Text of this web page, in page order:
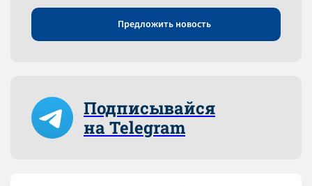
Предложить новость
Подписывайся
на Telegram